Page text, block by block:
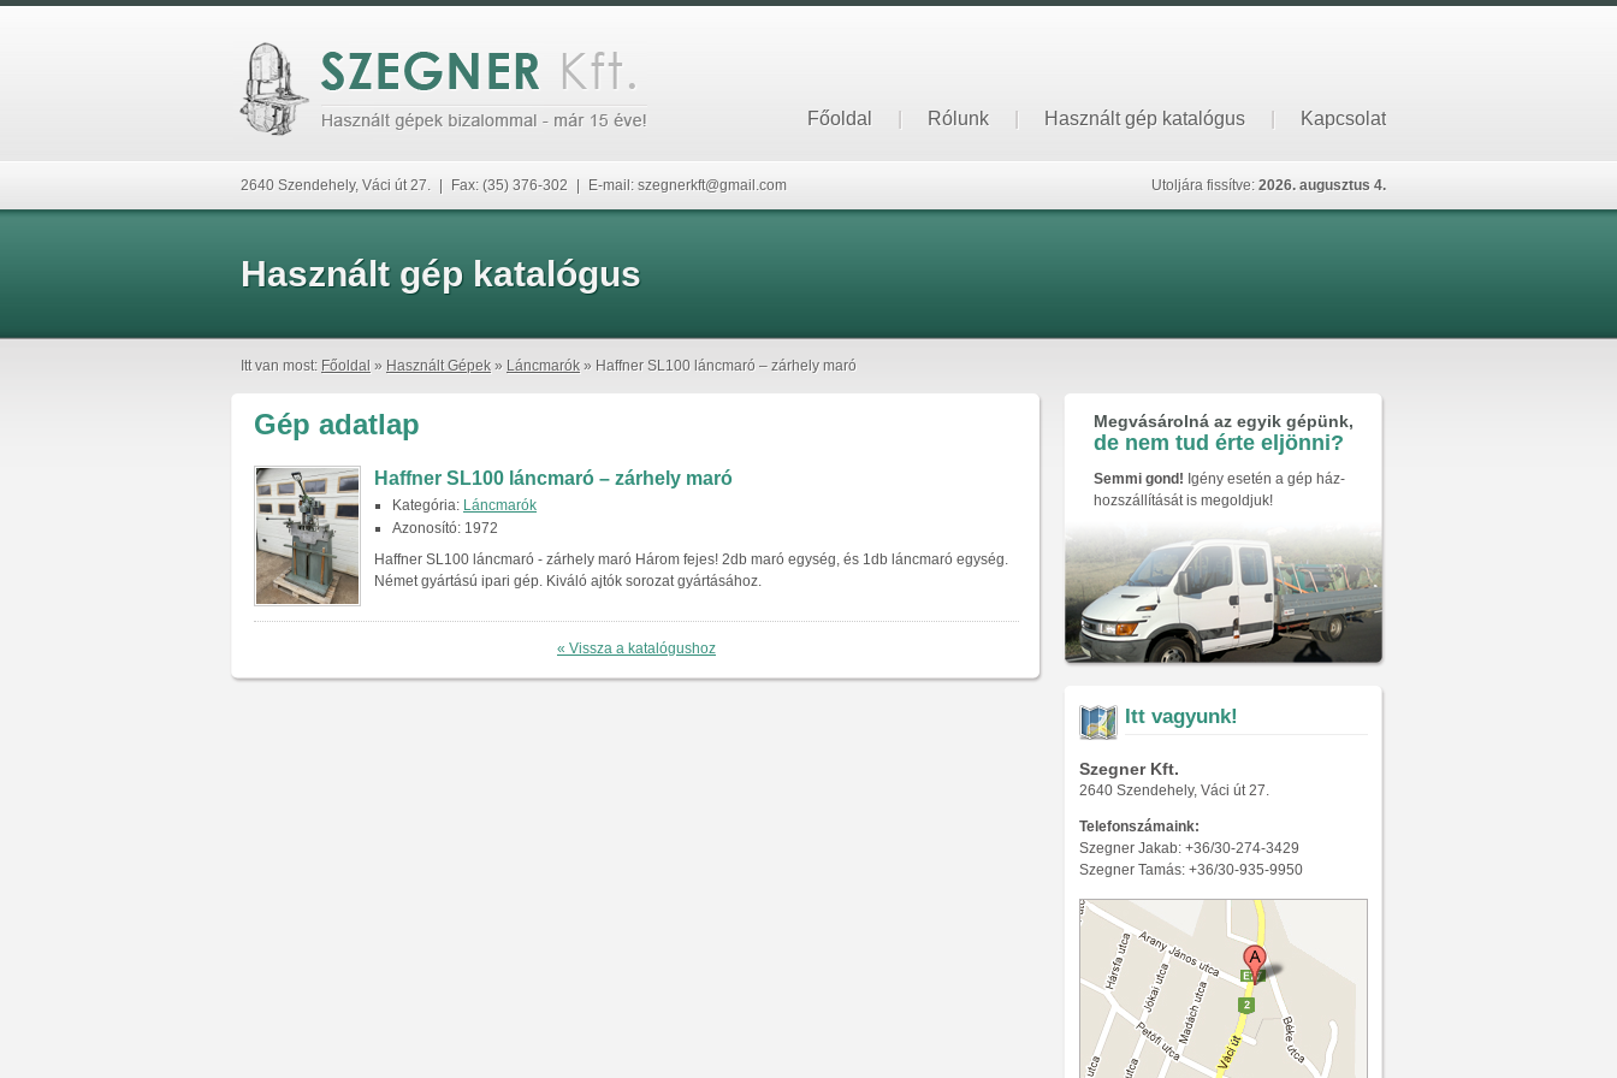
Főoldal Rólunk Használt gép katalógus Kapcsolat
2640 Szendehely, Váci út 27. Fax: (35) 376-302 E-mail: szegnerkft@gmail.com Utoljára fissítve: 2026. augusztus 4.
Használt gép katalógus
Itt van most: Főoldal » Használt Gépek » Láncmarók » Haffner SL100 láncmaró – zárhely maró
Gép adatlap
Haffner SL100 láncmaró – zárhely maró
Kategória: Láncmarók
Azonosító: 1972
Haffner SL100 láncmaró - zárhely maró Három fejes! 2db maró egység, és 1db láncmaró egység.
Német gyártású ipari gép. Kiváló ajtók sorozat gyártásához.
« Vissza a katalógushoz
Megvásárolná az egyik gépünk,
de nem tud érte eljönni?
Semmi gond! Igény esetén a gép ház-
hozszállítását is megoldjuk!
Itt vagyunk!
Szegner Kft.
2640 Szendehely, Váci út 27.
Telefonszámaink:
Szegner Jakab: +36/30-274-3429
Szegner Tamás: +36/30-935-9950